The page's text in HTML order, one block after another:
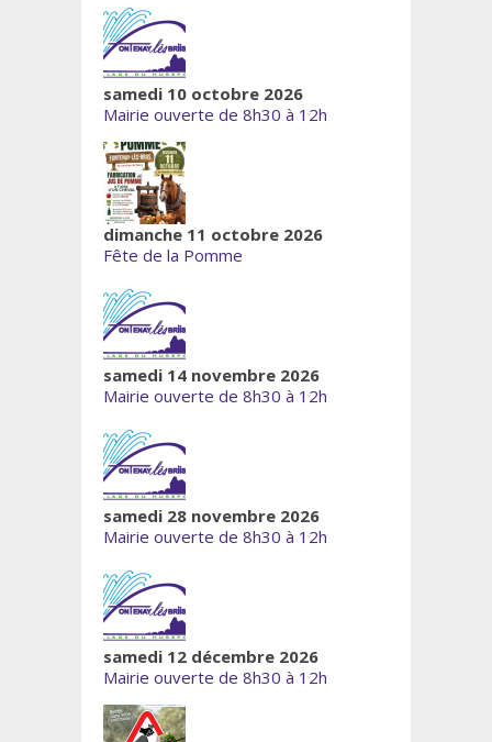
samedi 10 octobre 2026
Mairie ouverte de 8h30 à 12h
dimanche 11 octobre 2026
Fête de la Pomme
samedi 14 novembre 2026
Mairie ouverte de 8h30 à 12h
samedi 28 novembre 2026
Mairie ouverte de 8h30 à 12h
samedi 12 décembre 2026
Mairie ouverte de 8h30 à 12h